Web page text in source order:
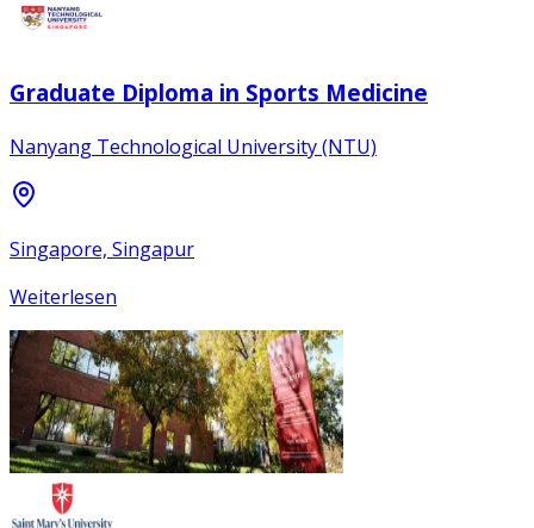
Graduate Diploma in Sports Medicine
Nanyang Technological University (NTU)
Singapore, Singapur
Weiterlesen